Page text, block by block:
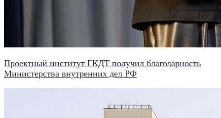
Проектный институт ГКДТ получил благодарность
Министерства внутренних дел РФ